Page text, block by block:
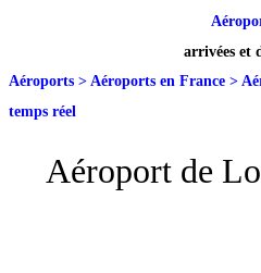
arrivées et
Aéroports > Aéroports en France >
temps réel
Aéroport de